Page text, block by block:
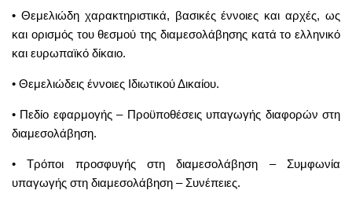
• Θεμελιώδη χαρακτηριστικά, βασικές έννοιες και αρχές, ως
και ορισμός του θεσμού της διαμεσολάβησης κατά το ελληνικό
και ευρωπαϊκό δίκαιο.
• Θεμελιώδεις έννοιες Ιδιωτικού Δικαίου.
• Πεδίο εφαρμογής – Προϋποθέσεις υπαγωγής διαφορών στη
διαμεσολάβηση.
• Τρόποι προσφυγής στη διαμεσολάβηση – Συμφωνία
υπαγωγής στη διαμεσολάβηση – Συνέπειες.